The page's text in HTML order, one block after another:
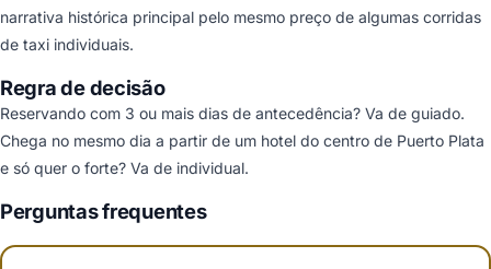
narrativa histórica principal pelo mesmo preço de algumas corridas
de taxi individuais.
Regra de decisão
Reservando com 3 ou mais dias de antecedência? Va de guiado.
Chega no mesmo dia a partir de um hotel do centro de Puerto Plata
e só quer o forte? Va de individual.
Perguntas frequentes